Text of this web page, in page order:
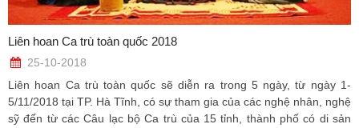
Liên hoan Ca trù toàn quốc 2018
25-10-2018
Liên hoan Ca trù toàn quốc sẽ diễn ra trong 5 ngày, từ ngày 1-
5/11/2018 tại TP. Hà Tĩnh, có sự tham gia của các nghệ nhân, nghệ
sỹ đến từ các Câu lạc bộ Ca trù của 15 tỉnh, thành phố có di sản